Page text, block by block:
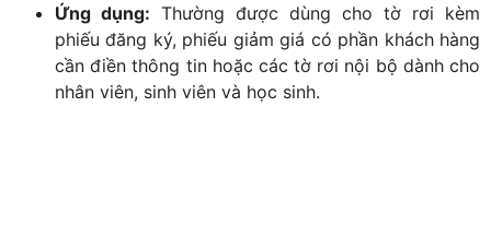
Ứng dụng: Thường được dùng cho tờ rơi kèm
phiếu đăng ký, phiếu giảm giá có phần khách hàng
cần điền thông tin hoặc các tờ rơi nội bộ dành cho
nhân viên, sinh viên và học sinh.